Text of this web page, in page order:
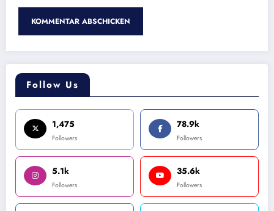
Follow Us
1,475
Followers
78.9k
Followers
5.1k
Followers
35.6k
Followers